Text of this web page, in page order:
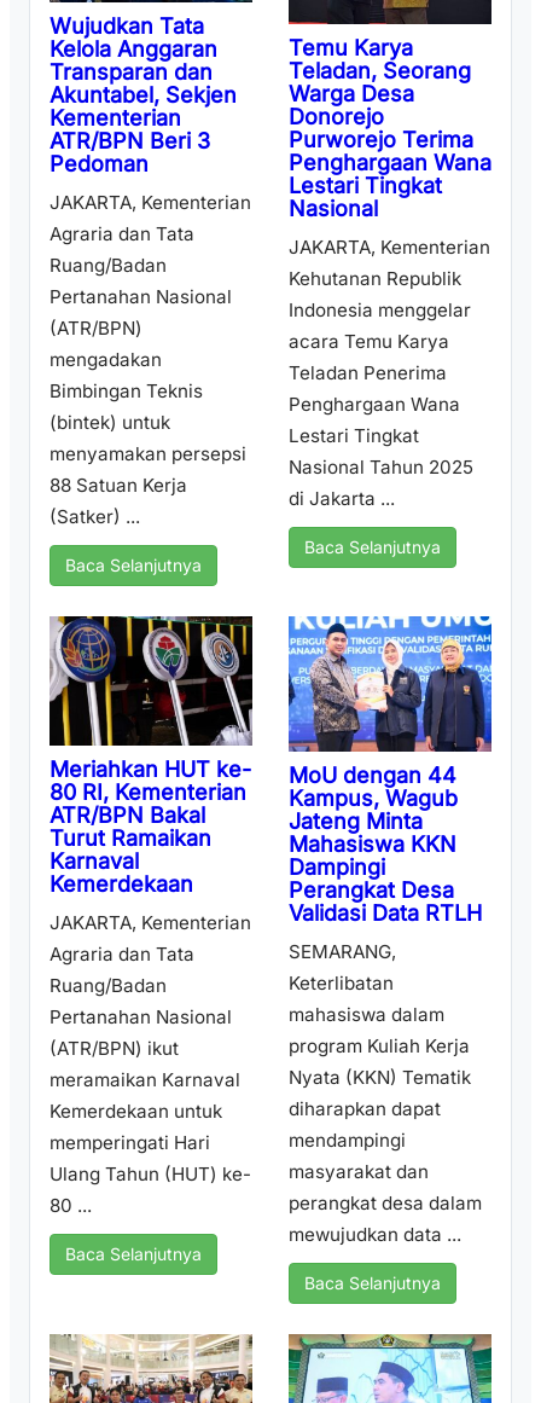
Wujudkan Tata
Kelola Anggaran
Transparan dan
Akuntabel, Sekjen
Kementerian
ATR/BPN Beri 3
Pedoman
JAKARTA, Kementerian
Agraria dan Tata
Ruang/Badan
Pertanahan Nasional
(ATR/BPN)
mengadakan
Bimbingan Teknis
(bintek) untuk
menyamakan persepsi
88 Satuan Kerja
(Satker) ...
Baca Selanjutnya
Temu Karya
Teladan, Seorang
Warga Desa
Donorejo
Purworejo Terima
Penghargaan Wana
Lestari Tingkat
Nasional
JAKARTA, Kementerian
Kehutanan Republik
Indonesia menggelar
acara Temu Karya
Teladan Penerima
Penghargaan Wana
Lestari Tingkat
Nasional Tahun 2025
di Jakarta ...
Baca Selanjutnya
Meriahkan HUT ke-
80 RI, Kementerian
ATR/BPN Bakal
Turut Ramaikan
Karnaval
Kemerdekaan
JAKARTA, Kementerian
Agraria dan Tata
Ruang/Badan
Pertanahan Nasional
(ATR/BPN) ikut
meramaikan Karnaval
Kemerdekaan untuk
memperingati Hari
Ulang Tahun (HUT) ke-
80 ...
Baca Selanjutnya
MoU dengan 44
Kampus, Wagub
Jateng Minta
Mahasiswa KKN
Dampingi
Perangkat Desa
Validasi Data RTLH
SEMARANG,
Keterlibatan
mahasiswa dalam
program Kuliah Kerja
Nyata (KKN) Tematik
diharapkan dapat
mendampingi
masyarakat dan
perangkat desa dalam
mewujudkan data ...
Baca Selanjutnya